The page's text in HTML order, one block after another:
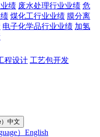
绩 废水处理行业业绩 危
煤化工行业业绩 膜分离
电子化学品行业业绩 加氢
程设计 工艺包开发
）中文
）English